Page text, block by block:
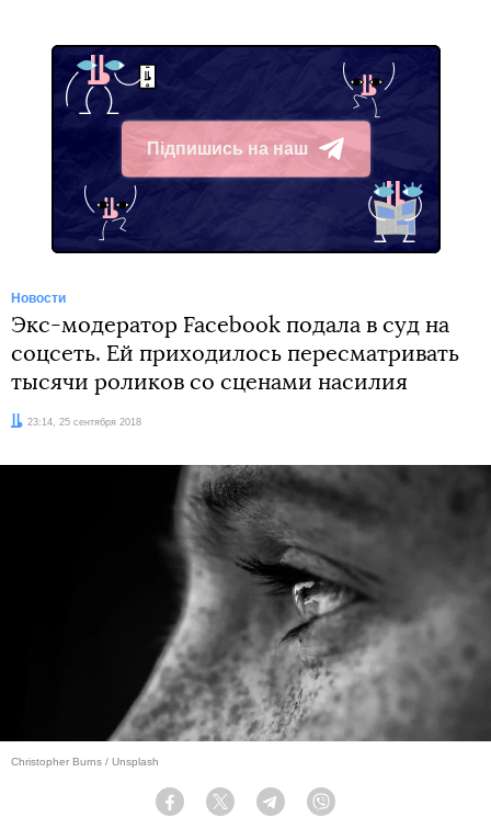
Підпишись на наш
Telegram
Новости
Экс-модератор Facebook подала в суд на
соцсеть. Ей приходилось пересматривать
тысячи роликов со сценами насилия
Дата:23:14, 25 сентября 2018
Christopher Burns / Unsplash
Facebook Twitter Telegram